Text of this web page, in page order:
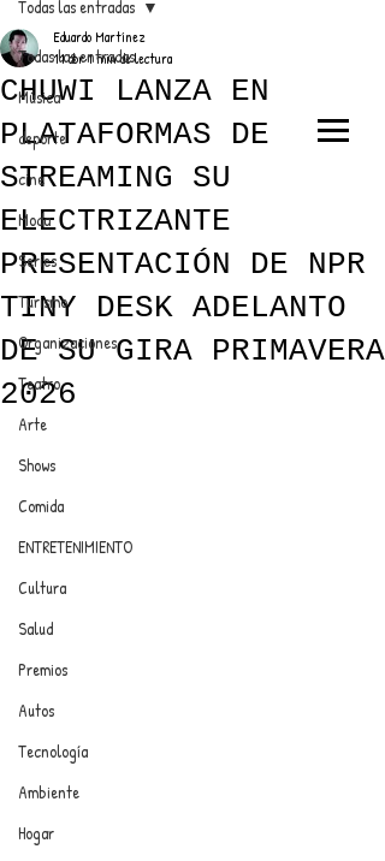
ANUNCIATE CON NOSOTROS
PARA MÁS INFORMACIÓN:
dinamicaseltrendytop@gmail.com
EL TRENDY TOP
CON EDDY MARTINEZ
Todas las entradas
Música
deporte
cine
Moda
Series
Turismo
Organizaciones
Teatro
Arte
Shows
Comida
ENTRETENIMIENTO
Cultura
Salud
Premios
Autos
Tecnología
Ambiente
Hogar
Todas las entradas
CHUWI LANZA EN
PLATAFORMAS DE
STREAMING SU
ELECTRIZANTE
PRESENTACIÓN DE NPR
TINY DESK ADELANTO
DE SU GIRA PRIMAVERA
2026
Eduardo Martínez
11 abr1 min de lectura